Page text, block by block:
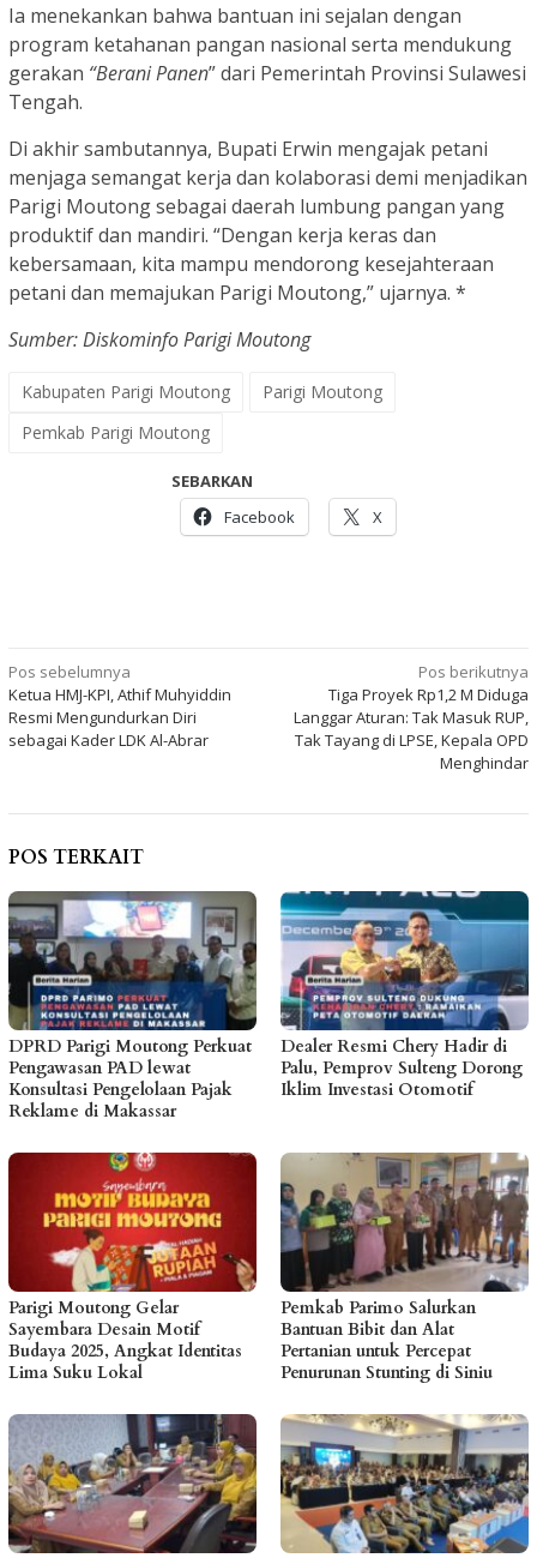
Ia menekankan bahwa bantuan ini sejalan dengan
program ketahanan pangan nasional serta mendukung
gerakan “Berani Panen” dari Pemerintah Provinsi Sulawesi
Tengah.
Di akhir sambutannya, Bupati Erwin mengajak petani
menjaga semangat kerja dan kolaborasi demi menjadikan
Parigi Moutong sebagai daerah lumbung pangan yang
produktif dan mandiri. “Dengan kerja keras dan
kebersamaan, kita mampu mendorong kesejahteraan
petani dan memajukan Parigi Moutong,” ujarnya. *
Sumber: Diskominfo Parigi Moutong
Kabupaten Parigi Moutong
Parigi Moutong
Pemkab Parigi Moutong
SEBARKAN
Facebook
X
Navigasi
pos
Pos sebelumnya
Ketua HMJ-KPI, Athif Muhyiddin
Resmi Mengundurkan Diri
sebagai Kader LDK Al-Abrar
Pos berikutnya
Tiga Proyek Rp1,2 M Diduga
Langgar Aturan: Tak Masuk RUP,
Tak Tayang di LPSE, Kepala OPD
Menghindar
POS TERKAIT
DPRD Parigi Moutong Perkuat
Pengawasan PAD lewat
Konsultasi Pengelolaan Pajak
Reklame di Makassar
Dealer Resmi Chery Hadir di
Palu, Pemprov Sulteng Dorong
Iklim Investasi Otomotif
Parigi Moutong Gelar
Sayembara Desain Motif
Budaya 2025, Angkat Identitas
Lima Suku Lokal
Pemkab Parimo Salurkan
Bantuan Bibit dan Alat
Pertanian untuk Percepat
Penurunan Stunting di Siniu